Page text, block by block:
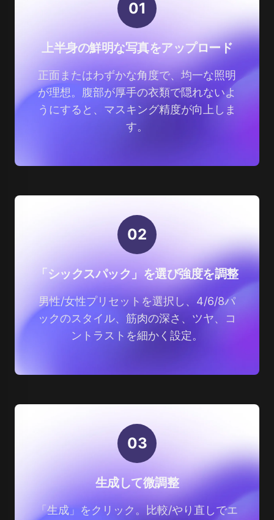
01
上半身の鮮明な写真をアップロード
正面またはわずかな角度で、均一な照明
が理想。腹部が厚手の衣類で隠れないよ
うにすると、マスキング精度が向上しま
す。
02
「シックスパック」を選び強度を調整
男性/女性プリセットを選択し、4/6/8パ
ックのスタイル、筋肉の深さ、ツヤ、コ
ントラストを細かく設定。
03
生成して微調整
「生成」をクリック。比較/やり直しでエ